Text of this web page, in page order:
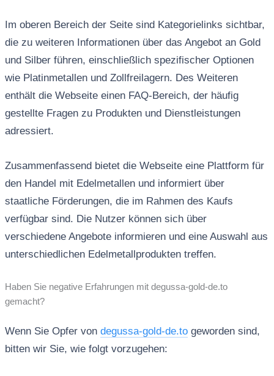
Im oberen Bereich der Seite sind Kategorielinks sichtbar,
die zu weiteren Informationen über das Angebot an Gold
und Silber führen, einschließlich spezifischer Optionen
wie Platinmetallen und Zollfreilagern. Des Weiteren
enthält die Webseite einen FAQ-Bereich, der häufig
gestellte Fragen zu Produkten und Dienstleistungen
adressiert.
Zusammenfassend bietet die Webseite eine Plattform für
den Handel mit Edelmetallen und informiert über
staatliche Förderungen, die im Rahmen des Kaufs
verfügbar sind. Die Nutzer können sich über
verschiedene Angebote informieren und eine Auswahl aus
unterschiedlichen Edelmetallprodukten treffen.
Haben Sie negative Erfahrungen mit degussa-gold-de.to
gemacht?
Wenn Sie Opfer von degussa-gold-de.togeworden sind,
bitten wir Sie, wie folgt vorzugehen: